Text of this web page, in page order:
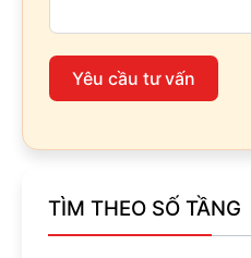
Yêu cầu tư vấn
TÌM THEO SỐ TẦNG